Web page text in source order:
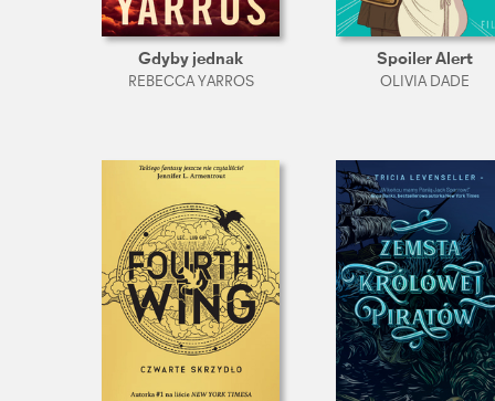
Gdyby jednak
REBECCA YARROS
Spoiler Alert
OLIVIA DADE